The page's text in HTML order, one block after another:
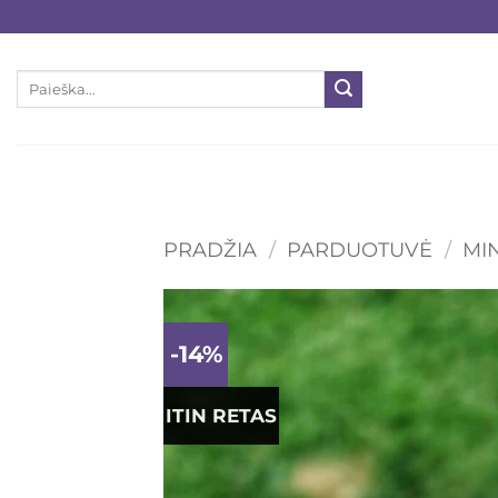
to
content
Ieškoti:
PRADŽIA / PARDUOTUVĖ /
-14%
ITIN RETAS